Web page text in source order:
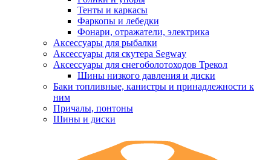
Тенты и каркасы
Фаркопы и лебедки
Фонари, отражатели, электрика
Аксессуары для рыбалки
Аксессуары для скутера Segway
Аксессуары для снегоболотоходов Трекол
Шины низкого давления и диски
Баки топливные, канистры и принадлежности к
ним
Причалы, понтоны
Шины и диски